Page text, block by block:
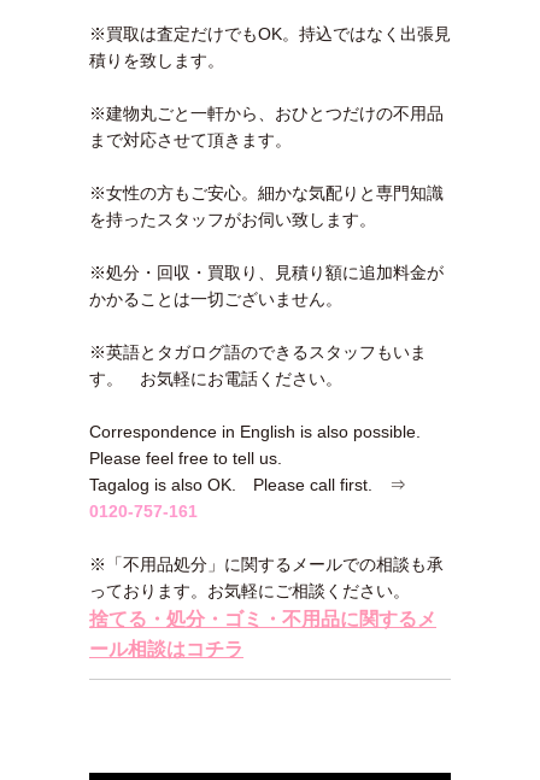
※買取は査定だけでもOK。持込ではなく出張見
積りを致します。
※建物丸ごと一軒から、おひとつだけの不用品
まで対応させて頂きます。
※女性の方もご安心。細かな気配りと専門知識
を持ったスタッフがお伺い致します。
※処分・回収・買取り、見積り額に追加料金が
かかることは一切ございません。
※英語とタガログ語のできるスタッフもいま
す。 お気軽にお電話ください。
Correspondence in English is also possible.
Please feel free to tell us.
Tagalog is also OK. Please call first. ⇒
0120-757-161
※「不用品処分」に関するメールでの相談も承
っております。お気軽にご相談ください。
捨てる・処分・ゴミ・不用品に関するメ
ール相談はコチラ